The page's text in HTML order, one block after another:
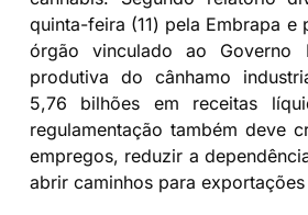
quinta-feira (11) pela Embrapa e
órgão vinculado ao Governo
produtiva do cânhamo
5,76 bilhões em receitas
regulamentação também deve
empregos, reduzir a
abrir caminhos para